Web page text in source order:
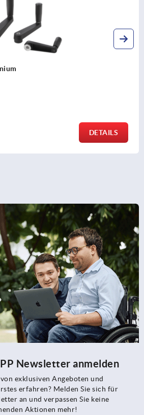
mit Zylindergriff drehbar
DETAILS
Newsletter anmelden
exklusiven Angeboten und
erfahren? Melden Sie sich für
an und verpassen Sie keine
Aktionen mehr!